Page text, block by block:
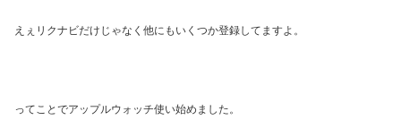
えぇリクナビだけじゃなく他にもいくつか登録してますよ。
ってことでアップルウォッチ使い始めました。